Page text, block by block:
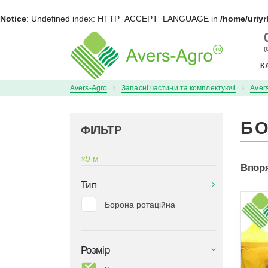
Notice: Undefined index: HTTP_ACCEPT_LANGUAGE in /home/
Avers-Agro Запасні частини та комплектуючі
ФІЛЬТР
×9 м
Тип
Борона ротаційна
Розмір